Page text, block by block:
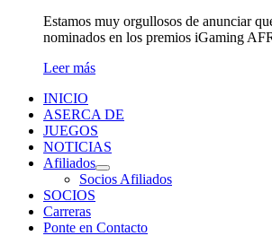
Estamos muy orgullosos de anunciar
nominados en los premios iGaming
Leer más
INICIO
ASERCA DE
JUEGOS
NOTICIAS
Afiliados
Socios Afiliados
SOCIOS
Carreras
Ponte en Contacto